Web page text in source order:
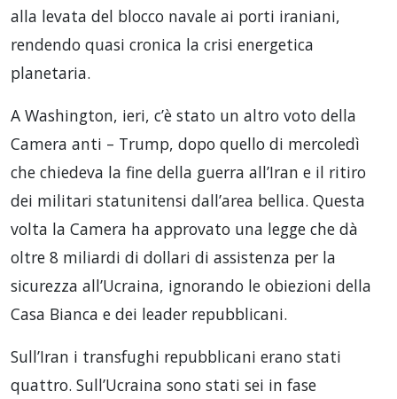
alla levata del blocco navale ai porti iraniani,
rendendo quasi cronica la crisi energetica
planetaria.
A Washington, ieri, c’è stato un altro voto della
Camera anti – Trump, dopo quello di mercoledì
che chiedeva la fine della guerra all’Iran e il ritiro
dei militari statunitensi dall’area bellica. Questa
volta la Camera ha approvato una legge che dà
oltre 8 miliardi di dollari di assistenza per la
sicurezza all’Ucraina, ignorando le obiezioni della
Casa Bianca e dei leader repubblicani.
Sull’Iran i transfughi repubblicani erano stati
quattro. Sull’Ucraina sono stati sei in fase